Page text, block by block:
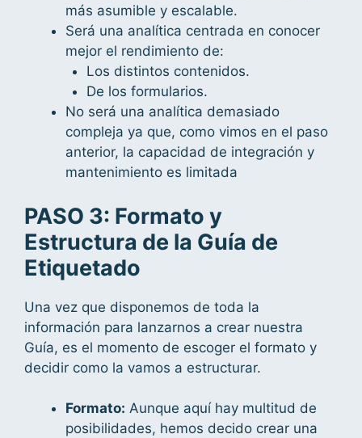
más asumible y escalable.
Será una analítica centrada en conocer
mejor el rendimiento de:
Los distintos contenidos.
De los formularios.
No será una analítica demasiado
compleja ya que, como vimos en el paso
anterior, la capacidad de integración y
mantenimiento es limitada
PASO 3: Formato y
Estructura de la Guía de
Etiquetado
Una vez que disponemos de toda la
información para lanzarnos a crear nuestra
Guía, es el momento de escoger el formato y
decidir como la vamos a estructurar.
Formato: Aunque aquí hay multitud de
posibilidades, hemos decido crear una